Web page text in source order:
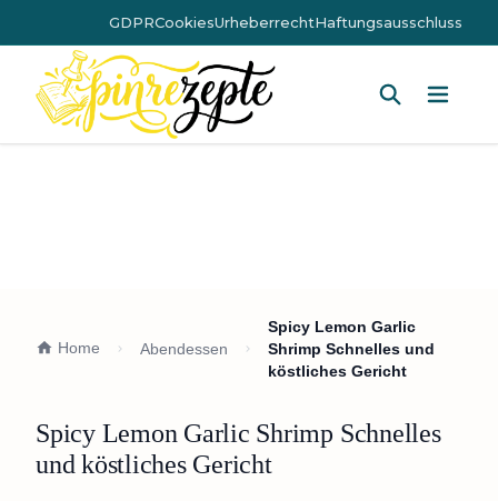
GDPRCookiesUrheberrechtHaftungsausschluss
Home Abendessen
Spicy Lemon Garlic
Shrimp Schnelles und
köstliches Gericht
Spicy Lemon Garlic Shrimp Schnelles
und köstliches Gericht